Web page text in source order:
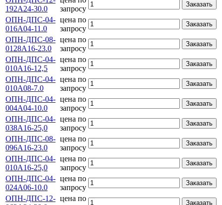
192А24-30.0
запросу
Заказать
ОПН-ДПС-04-
016А04-11.0
цена по
запросу
Заказать
ОПН-ДПС-08-
0128А16-23.0
цена по
запросу
Заказать
ОПН-ДПС-04-
010А16-12,5
цена по
запросу
Заказать
ОПН-ДПС-04-
010А08-7.0
цена по
запросу
Заказать
ОПН-ДПС-04-
004А04-10.0
цена по
запросу
Заказать
ОПН-ДПС-04-
038А16-25,0
цена по
запросу
Заказать
ОПН-ДПС-08-
096А16-23.0
цена по
запросу
Заказать
ОПН-ДПС-04-
010А16-25,0
цена по
запросу
Заказать
ОПН-ДПС-04-
024А06-10.0
цена по
запросу
Заказать
ОПН-ДПС-12- цена по
Заказать